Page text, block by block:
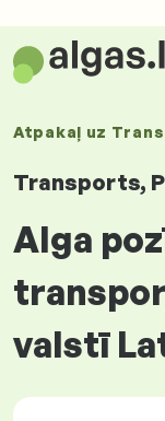
Atpakaļ uz
Transports,
Alga
valstī